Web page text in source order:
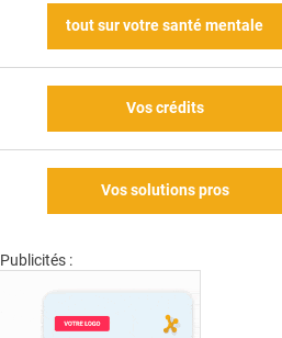
tout sur votre santé mentale
Vos crédits
Vos solutions pros
Publicités :